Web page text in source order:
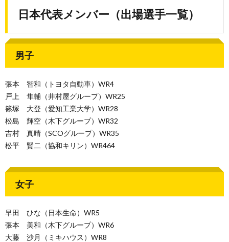
日本代表メンバー（出場選手一覧）
男子
張本 智和（トヨタ自動車）WR4
戸上 隼輔（井村屋グループ）WR25
篠塚 大登（愛知工業大学）WR28
松島 輝空（木下グループ）WR32
吉村 真晴（SCOグループ）WR35
松平 賢二（協和キリン）WR464
女子
早田 ひな（日本生命）WR5
張本 美和（木下グループ）WR6
大藤 沙月（ミキハウス）WR8